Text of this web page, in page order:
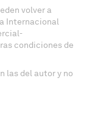
volver a
Internacional
condiciones de
las del autor y no